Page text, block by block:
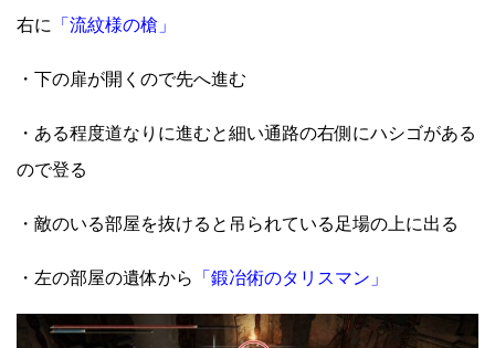
右に
「流紋様の槍」
・下の扉が開くので先へ進む
・ある程度道なりに進むと細い通路の右側にハシゴがある
ので登る
・敵のいる部屋を抜けると吊られている足場の上に出る
・左の部屋の遺体から 「鍛冶術のタリスマン」